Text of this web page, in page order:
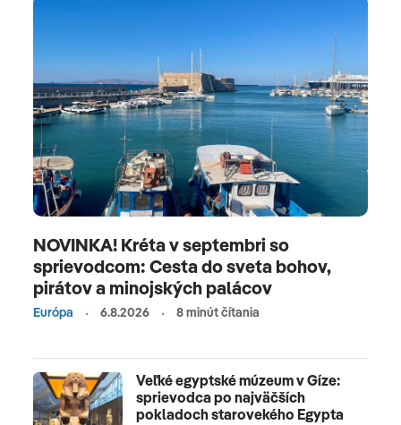
NOVINKA! Kréta v septembri so
sprievodcom: Cesta do sveta bohov,
pirátov a minojských palácov
Európa 6.8.2026 8 minút čítania
Veľké egyptské múzeum v Gíze:
sprievodca po najväčších
pokladoch starovekého Egypta